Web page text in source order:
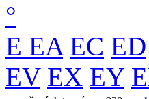
°
E EA EC ED
EV EX EY